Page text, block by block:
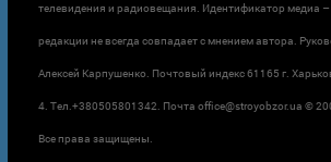
телевидения и радиовещания. Идентификатор медиа
редакции не всегда совпадает с мнением автора.
Алексей Карпушенко. Почтовый индекс 61165 г.
4. Тел.+380505801342. Почта office@stroyobzor.ua ©
Все права защищены.